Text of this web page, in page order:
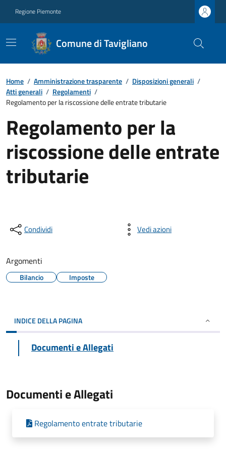
Regione Piemonte
Comune di Tavigliano
Home / Amministrazione trasparente / Disposizioni generali /
Atti generali / Regolamenti /
Regolamento per la riscossione delle entrate tributarie
Regolamento per la
riscossione delle entrate
tributarie
Condividi Vedi azioni
Argomenti
Bilancio Imposte
INDICE DELLA PAGINA
Documenti e Allegati
Documenti e Allegati
Regolamento entrate tributarie